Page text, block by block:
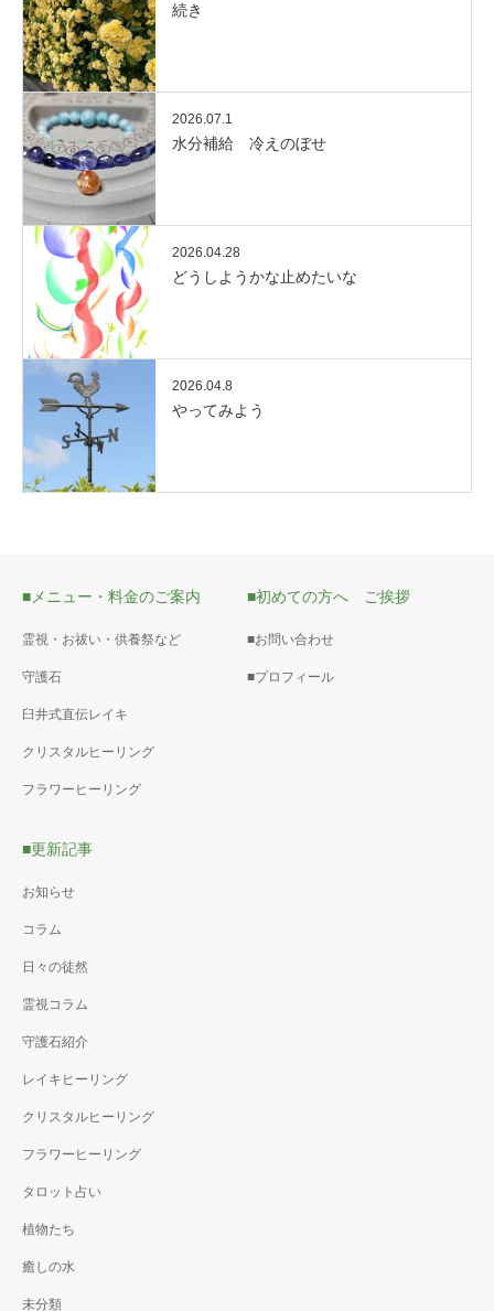
続き
2026.07.1
水分補給 冷えのぼせ
2026.04.28
どうしようかな止めたいな
2026.04.8
やってみよう
■メニュー・料金のご案内
霊視・お祓い・供養祭など
守護石
臼井式直伝レイキ
クリスタルヒーリング
フラワーヒーリング
■初めての方へ ご挨拶
■お問い合わせ
■プロフィール
■更新記事
お知らせ
コラム
日々の徒然
霊視コラム
守護石紹介
レイキヒーリング
クリスタルヒーリング
フラワーヒーリング
タロット占い
植物たち
癒しの水
未分類